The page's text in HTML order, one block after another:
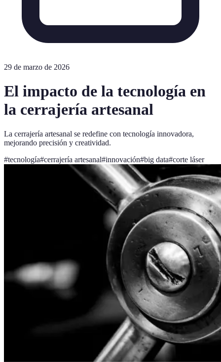
29 de marzo de 2026
El impacto de la tecnología en
la cerrajería artesanal
La cerrajería artesanal se redefine con tecnología innovadora,
mejorando precisión y creatividad.
#tecnología#cerrajería artesanal#innovación#big data#corte láser